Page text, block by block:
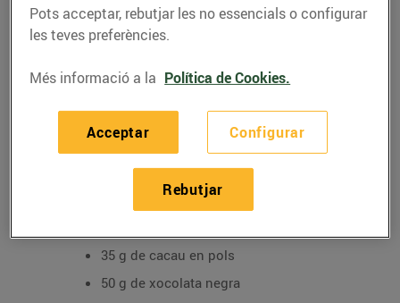
RECEPTES
Pastís de xocolata i
formatge
31/d’octubre/2024
Ingredients (per a dos motlles rodons de 15 cm):
35 g de cacau en pols
50 g de xocolata negra
Pots acceptar, rebutjar les no essencials o configurar
les teves preferències.
Més informació a la Política de Cookies.
Configurar
Rebutjar
Acceptar